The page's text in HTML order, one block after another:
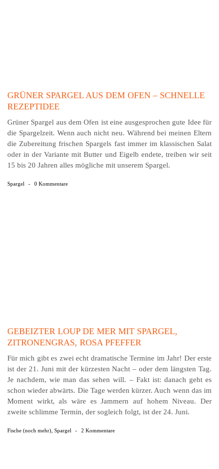
GRÜNER SPARGEL AUS DEM OFEN – SCHNELLE
REZEPTIDEE
Grüner Spargel aus dem Ofen ist eine ausgesprochen gute Idee für
die Spargelzeit. Wenn auch nicht neu. Während bei meinen Eltern
die Zubereitung frischen Spargels fast immer im klassischen Salat
oder in der Variante mit Butter und Eigelb endete, treiben wir seit
15 bis 20 Jahren alles mögliche mit unserem Spargel.
Spargel - 0 Kommentare
GEBEIZTER LOUP DE MER MIT SPARGEL,
ZITRONENGRAS, ROSA PFEFFER
Für mich gibt es zwei echt dramatische Termine im Jahr! Der erste
ist der 21. Juni mit der kürzesten Nacht – oder dem längsten Tag.
Je nachdem, wie man das sehen will. – Fakt ist: danach geht es
schon wieder abwärts. Die Tage werden kürzer. Auch wenn das im
Moment wirkt, als wäre es Jammern auf hohem Niveau. Der
zweite schlimme Termin, der sogleich folgt, ist der 24. Juni.
Fische (noch mehr) Spargel - 2 Kommentare